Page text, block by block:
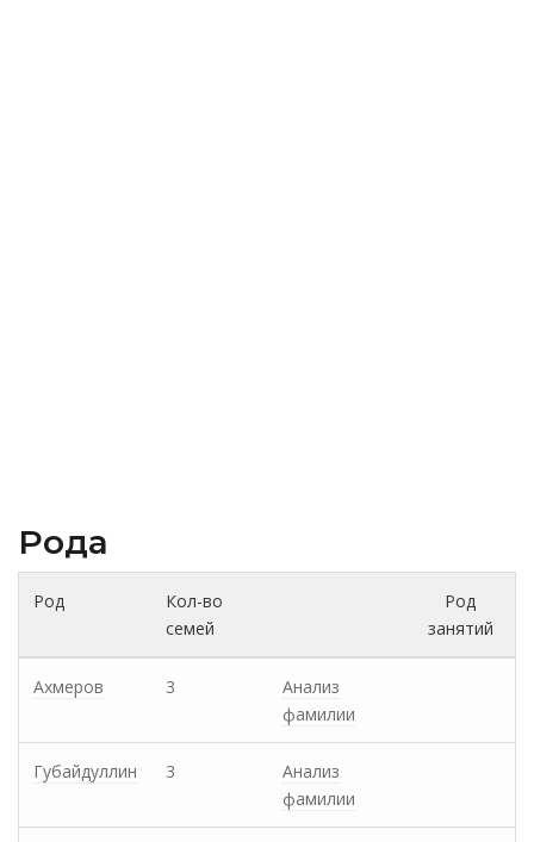
Рода
Род
Кол-во
семей
Род
занятий
Ахмеров 3
Анализ
фамилии
Губайдуллин 3
Анализ
фамилии